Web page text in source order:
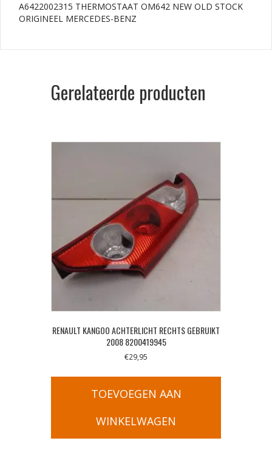
A6422002315 THERMOSTAAT OM642 NEW OLD STOCK
ORIGINEEL MERCEDES-BENZ
Gerelateerde producten
RENAULT KANGOO ACHTERLICHT RECHTS GEBRUIKT
2008 8200419945
€29,95
TOEVOEGEN AAN
WINKELWAGEN